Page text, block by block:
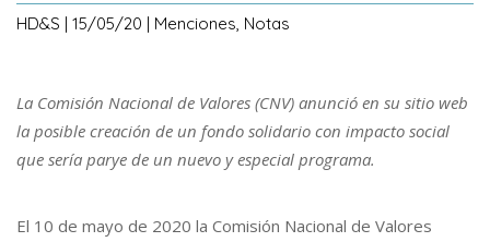
HD&S | 15/05/20 | Menciones, Notas
La Comisión Nacional de Valores (CNV) anunció en su sitio web
la posible creación de un fondo solidario con impacto social
que sería parye de un nuevo y especial programa.
El 10 de mayo de 2020 la Comisión Nacional de Valores